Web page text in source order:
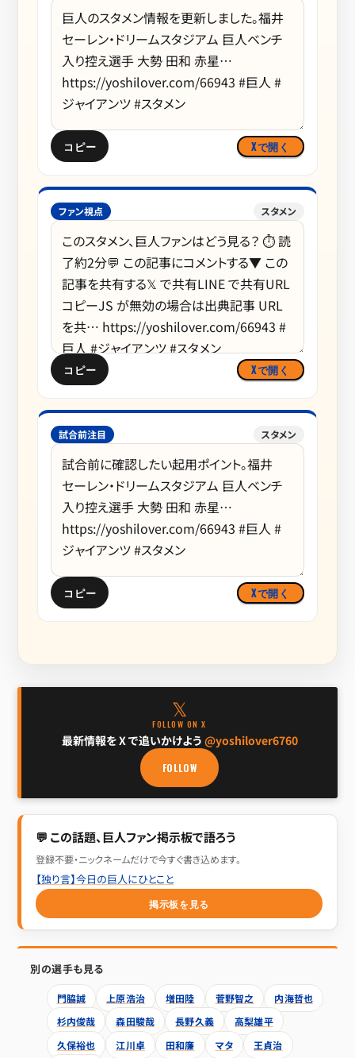
コピー Xで開く
ファン視点 スタメン
コピー Xで開く
試合前注目 スタメン
コピー Xで開く
𝕏
FOLLOW ON X
最新情報を X で追いかけよう @yoshilover6760
FOLLOW
💬 この話題、巨人ファン掲示板で語ろう
登録不要・ニックネームだけで今すぐ書き込めます。
【独り言】今日の巨人にひとこと
掲示板を見る
別の選手も見る
門脇誠 上原浩治 増田陸 菅野智之
内海哲也
杉内俊哉
森田駿哉 長野久義
高梨雄平
久保裕也
江川卓 田和廉 マタ
王貞治